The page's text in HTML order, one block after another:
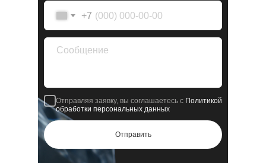
+7
Отправляя заявку, вы соглашаетесь с Политикой
обработки персональных данных
Отправить